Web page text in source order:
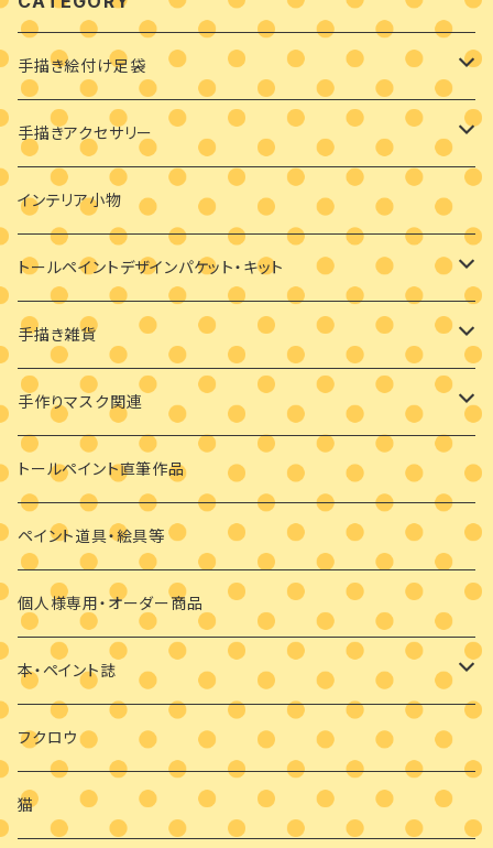
手描き絵付け足袋
絵付け済み足袋
オーダーメイド絵付け足袋
手描きアクセサリー
ブローチ
バッグチャーム
耳飾り
ペンダント
その他
インテリア小物
トールペイントデザインパケット・キット
素材付きキット
ビギナーさま向け
デザインパケット
ビギナーさま向け
干支の羽子板
クリスマス
ウッドバーニング
素材のみ
手描き雑貨
メガネケース
その他
手作りマスク関連
手描き絵付けマスク
手作り布マスク
マスクブローチ
トールペイント直筆作品
ペイント道具・絵具等
個人様専用・オーダー商品
本・ペイント誌
日めくりカレンダーオハナとイロとフクロウと
フクロウ
猫